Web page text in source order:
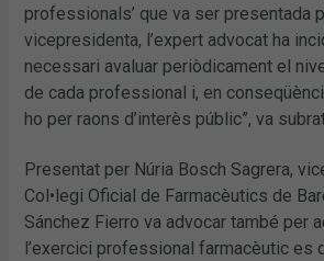
professionals’ que va ser presentada
vicepresidenta, l’expert advocat ha
necessari avaluar periòdicament el
de cada professional i, en
ho per raons d’interès públic”, va
Presentat per Núria Bosch Sagrera,
Col•legi Oficial de Farmacèutics de
Sánchez Fierro va advocar també per
l’exercici professional farmacèutic es